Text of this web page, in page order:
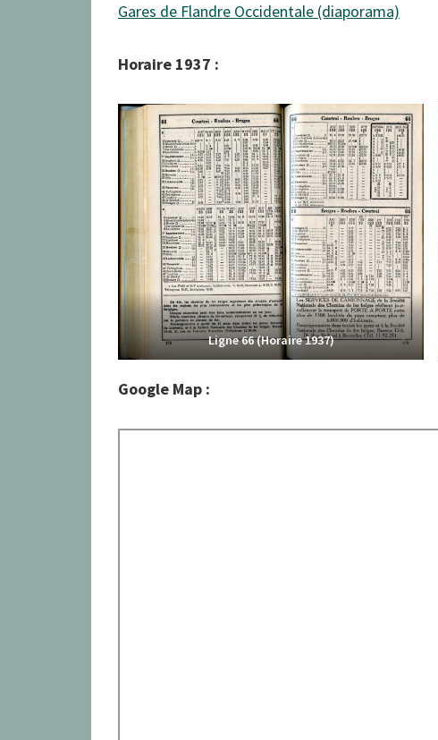
Gares de Flandre Occidentale (diaporama)
Horaire 1937 :
Ligne 66 (Horaire 1937)
Google Map :